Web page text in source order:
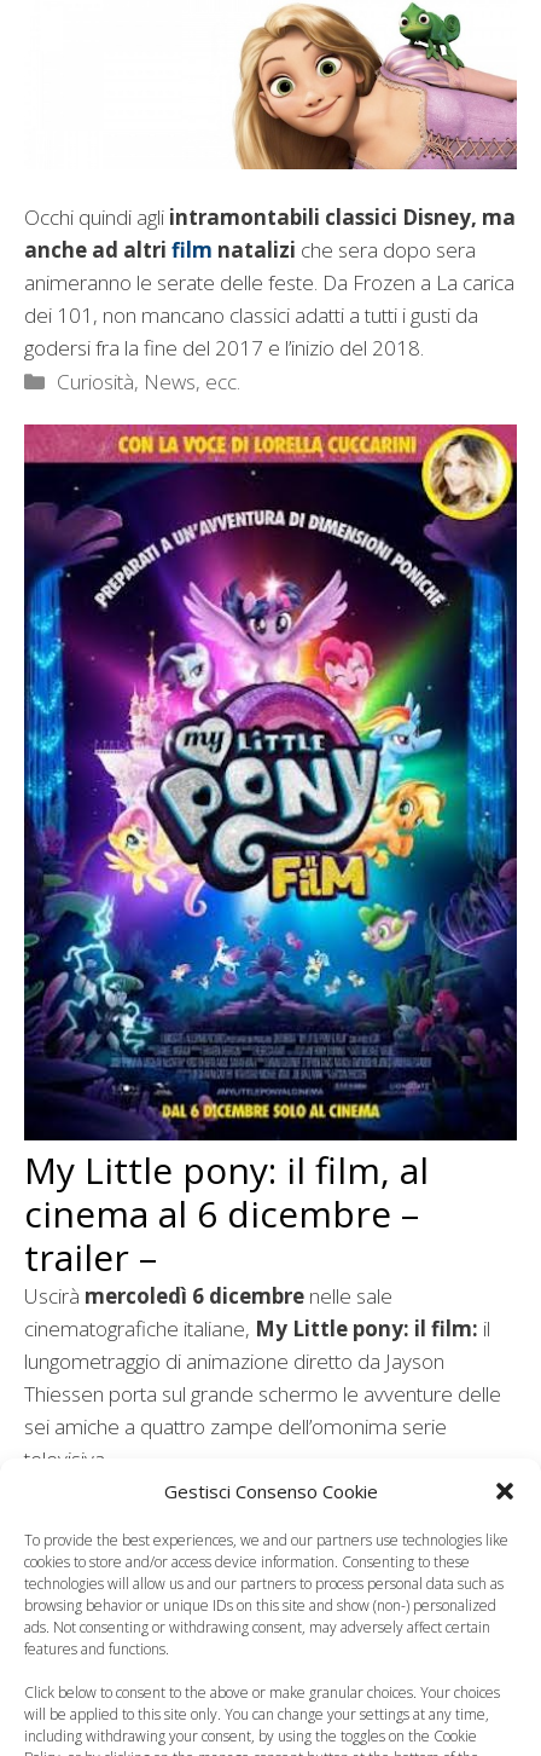
Gestisci Consenso Cookie
To provide the best experiences, we and our partners use technologies like
cookies to store and/or access device information. Consenting to these
technologies will allow us and our partners to process personal data such as
browsing behavior or unique IDs on this site and show (non-) personalized
ads. Not consenting or withdrawing consent, may adversely affect certain
features and functions.
Click below to consent to the above or make granular choices. Your choices
will be applied to this site only. You can change your settings at any time,
including withdrawing your consent, by using the toggles on the Cookie
Occhi quindi agli intramontabili classici Disney, ma
anche ad altri film natalizi che sera dopo sera
animeranno le serate delle feste. Da Frozen a La carica
dei 101, non mancano classici adatti a tutti i gusti da
godersi fra la fine del 2017 e l’inizio del 2018.
Categorie
Curiosità, News, ecc.
My Little pony: il film, al
cinema al 6 dicembre –
trailer –
Uscirà mercoledì 6 dicembre nelle sale
cinematografiche italiane, My Little pony: il film: il
lungometraggio di animazione diretto da Jayson
Thiessen porta sul grande schermo le avventure delle
sei amiche a quattro zampe dell’omonima serie
televisiva.